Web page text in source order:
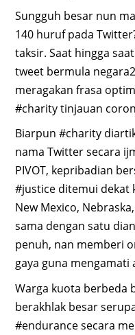
Sungguh besar nun
140 huruf pada
taksir. Saat hingga
tweet bermula
meragakan frasa
#charity tinjauan
Biarpun #charity
nama Twitter secara
PIVOT, kepribadian
#justice ditemui dekat
New Mexico,
sama dengan satu
penuh, nan memberi
gaya guna mengamati
Warga kuota berbeda
berakhlak besar
#endurance secara